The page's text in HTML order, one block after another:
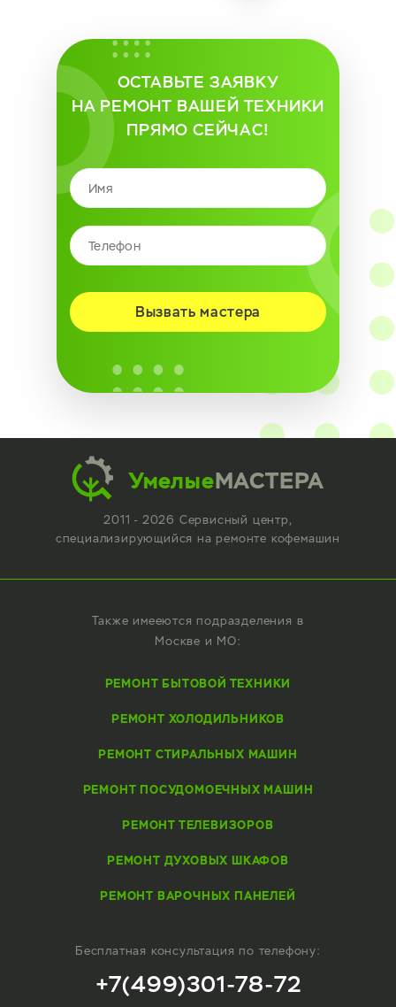
ОСТАВЬТЕ ЗАЯВКУ
НА РЕМОНТ ВАШЕЙ ТЕХНИКИ
ПРЯМО СЕЙЧАС!
Вызвать мастера
УмелыеМАСТЕРА
2011 - 2026 Сервисный центр,
специализирующийся на ремонте кофемашин
Также имееются подразделения в
Москве и МО:
РЕМОНТ БЫТОВОЙ ТЕХНИКИ
РЕМОНТ ХОЛОДИЛЬНИКОВ
РЕМОНТ СТИРАЛЬНЫХ МАШИН
РЕМОНТ ПОСУДОМОЕЧНЫХ МАШИН
РЕМОНТ ТЕЛЕВИЗОРОВ
РЕМОНТ ДУХОВЫХ ШКАФОВ
РЕМОНТ ВАРОЧНЫХ ПАНЕЛЕЙ
Бесплатная консультация по телефону:
+7(499)301-78-72